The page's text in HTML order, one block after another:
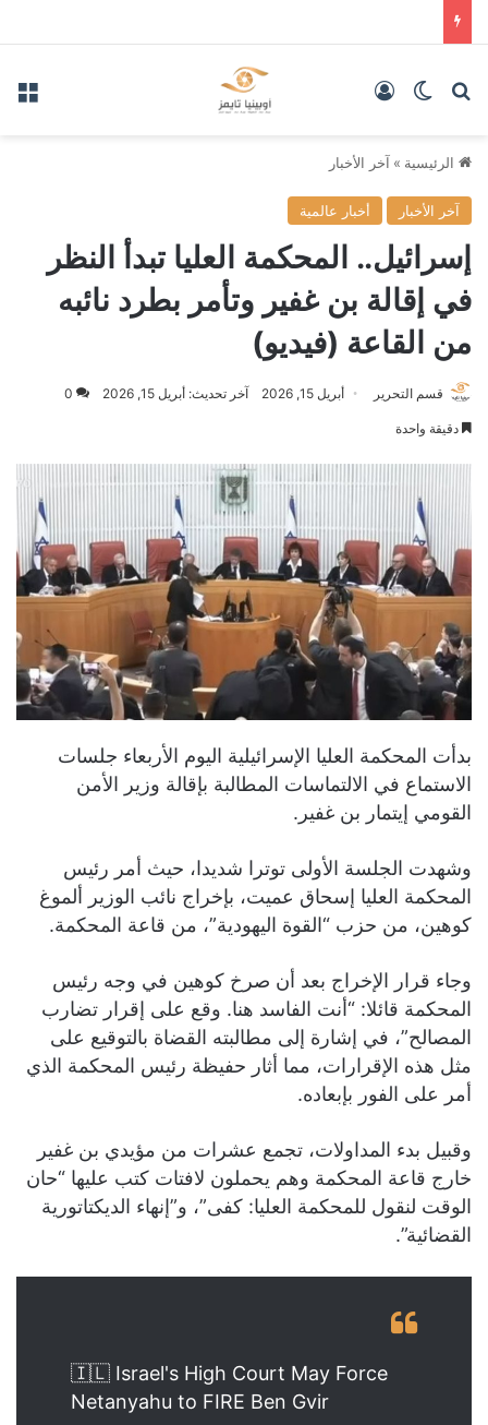
بحث عنالوضع المظلم
الرئيسية » آخر الأخبار
آخر الأخبار أخبار عالمية
إسرائيل.. المحكمة العليا تبدأ النظر
في إقالة بن غفير وتأمر بطرد نائبه
من القاعة (فيديو)
قسم التحرير أبريل 15, 2026 آخر تحديث: أبريل 15, 2026 0
دقيقة واحدة
بدأت المحكمة العليا الإسرائيلية اليوم الأربعاء جلسات
الاستماع في الالتماسات المطالبة بإقالة وزير الأمن
القومي إيتمار بن غفير.
وشهدت الجلسة الأولى توترا شديدا، حيث أمر رئيس
المحكمة العليا إسحاق عميت، بإخراج نائب الوزير ألموغ
كوهين، من حزب “القوة اليهودية”، من قاعة المحكمة.
وجاء قرار الإخراج بعد أن صرخ كوهين في وجه رئيس
المحكمة قائلا: “أنت الفاسد هنا. وقع على إقرار تضارب
المصالح”، في إشارة إلى مطالبته القضاة بالتوقيع على
مثل هذه الإقرارات، مما أثار حفيظة رئيس المحكمة الذي
أمر على الفور بإبعاده.
وقبيل بدء المداولات، تجمع عشرات من مؤيدي بن غفير
خارج قاعة المحكمة وهم يحملون لافتات كتب عليها “حان
الوقت لنقول للمحكمة العليا: كفى”، و”إنهاء الديكتاتورية
القضائية”.
🇮🇱 Israel's High Court May Force
Netanyahu to FIRE Ben Gvir